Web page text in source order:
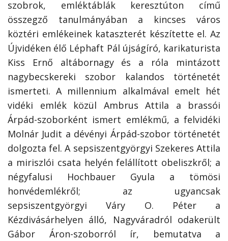
szobrok, emléktáblák keresztúton című
összegző tanulmányában a kincses város
köztéri emlékeinek kataszterét készítette el. Az
Újvidéken élő Léphaft Pál újságíró, karikaturista
Kiss Ernő altábornagy és a róla mintázott
nagybecskereki szobor kalandos történetét
ismerteti. A millennium alkalmával emelt hét
vidéki emlék közül Ambrus Attila a brassói
Árpád-szoborként ismert emlékmű, a felvidéki
Molnár Judit a dévényi Árpád-szobor történetét
dolgozta fel. A sepsiszentgyörgyi Szekeres Attila
a miriszlói csata helyén felállított obeliszkről; a
négyfalusi Hochbauer Gyula a tömösi
honvédemlékről; az ugyancsak
sepsiszentgyörgyi Váry O. Péter a
Kézdivásárhelyen álló, Nagyváradról odakerült
Gábor Áron-szoborról ír, bemutatva a